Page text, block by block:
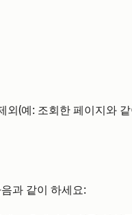
외(예: 조회한 페이지와
과 같이 하세요: